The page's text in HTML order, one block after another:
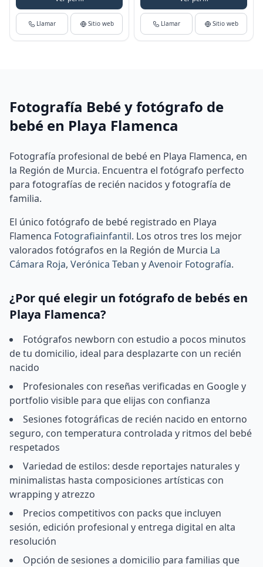
Llamar Sitio web Llamar Sitio web
Fotografía Bebé y fotógrafo de
bebé en Playa Flamenca
Fotografía profesional de bebé en Playa Flamenca, en
la Región de Murcia. Encuentra el fotógrafo perfecto
para fotografías de recién nacidos y fotografía de
familia.
El único fotógrafo de bebé registrado en Playa
Flamenca Fotografiainfantil. Los otros tres los mejor
valorados fotógrafos en la Región de Murcia La
Cámara Roja, Verónica Teban yAvenoir Fotografía.
¿Por qué elegir un fotógrafo de bebés en
Playa Flamenca?
Fotógrafos newborn con estudio a pocos minutos
de tu domicilio, ideal para desplazarte con un recién
nacido
Profesionales con reseñas verificadas en Google y
portfolio visible para que elijas con confianza
Sesiones fotográficas de recién nacido en entorno
seguro, con temperatura controlada y ritmos del bebé
respetados
Variedad de estilos: desde reportajes naturales y
minimalistas hasta composiciones artísticas con
wrapping y atrezzo
Precios competitivos con packs que incluyen
sesión, edición profesional y entrega digital en alta
resolución
Opción de sesiones a domicilio para familias que